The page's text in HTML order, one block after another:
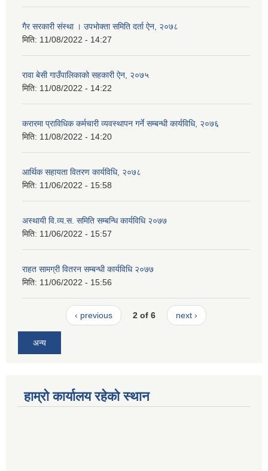
गैर सरकारी संस्था । उपभोक्ता समिति दर्ता ऐन, २०७८
मिति: 11/08/2022 - 14:27
रावा बेसी गाउँपालिकाको सहकारी ऐन, २०७५
मिति: 11/08/2022 - 14:22
करारमा प्राविधिक कर्मचारी व्यवस्थापन गर्ने सम्बन्धी कार्यविधि, २०७६
मिति: 11/08/2022 - 14:20
आर्थिक सहायता वितरण कार्यविधि, २०७८
मिति: 11/06/2022 - 15:58
अस्थायी वि.व्य.स. समिति सम्बन्धि कार्यविधि २०७७
मिति: 11/06/2022 - 15:57
राहत सामग्री वितरन सम्बन्धी कार्यविधि २०७७
मिति: 11/06/2022 - 15:56
‹ previous 2 of 6 next ›
अन्य
हाम्रो कार्यालय रहेको स्थान